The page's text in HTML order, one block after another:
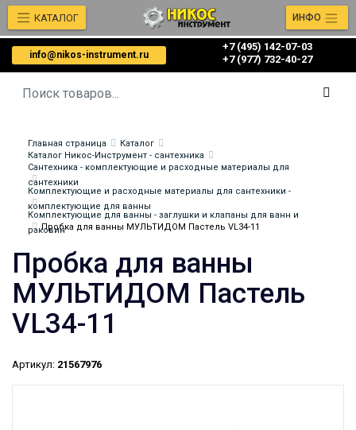
info@nikos-instrument.ru
+7 (495) 142-07-03
‎‎+7 (977) 732-40-27
КАТАЛОГ ИНФО
Главная страница
Каталог
Каталог Никос-Инструмент - сантехника
Сантехника - комплектующие и расходные материалы для
сантехники
Комплектующие и расходные материалы для сантехники -
комплектующие для ванны
Комплектующие для ванны - заглушки и клапаны для ванн и
раковин
Пробка для ванны МУЛЬТИДОМ Пастель VL34-11
Пробка для ванны
МУЛЬТИДОМ Пастель
VL34-11
Артикул: 21567976